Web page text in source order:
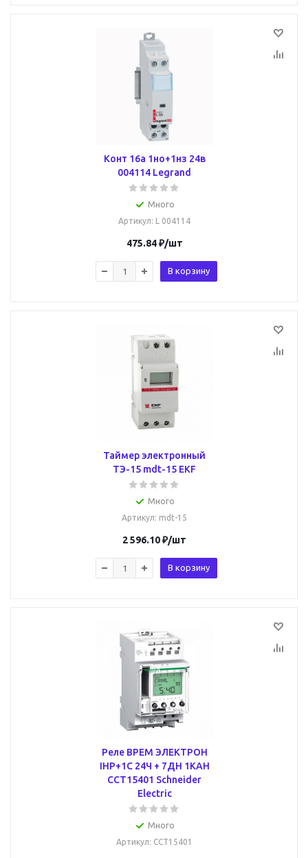
Конт 16a 1но+1нз 24в
004114 Legrand
Много
Артикул: L 004114
475.84₽/шт
В корзину
Таймер электронный
ТЭ-15 mdt-15 EKF
Много
Артикул: mdt-15
2 596.10₽/шт
В корзину
Реле ВРЕМ ЭЛЕКТРОН
IHP+1C 24Ч + 7ДН 1КАН
CCT15401 Schneider
Electric
Много
Артикул: CCT15401